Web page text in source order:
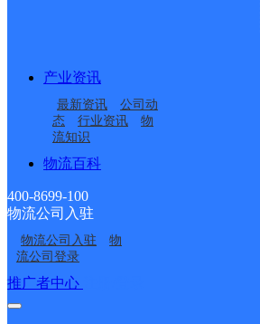
产业资讯
最新资讯
公司动
态
行业资讯
物
流知识
物流百科
400-8699-100
物流公司入驻
物流公司入驻
物
流公司登录
推广者中心
酒泉敦煌市金山路网点
莫高窟邮政所
月牙泉镇邮政所
黄墩子邮政所
鸣山路邮政所
黄渠邮政所
接口API